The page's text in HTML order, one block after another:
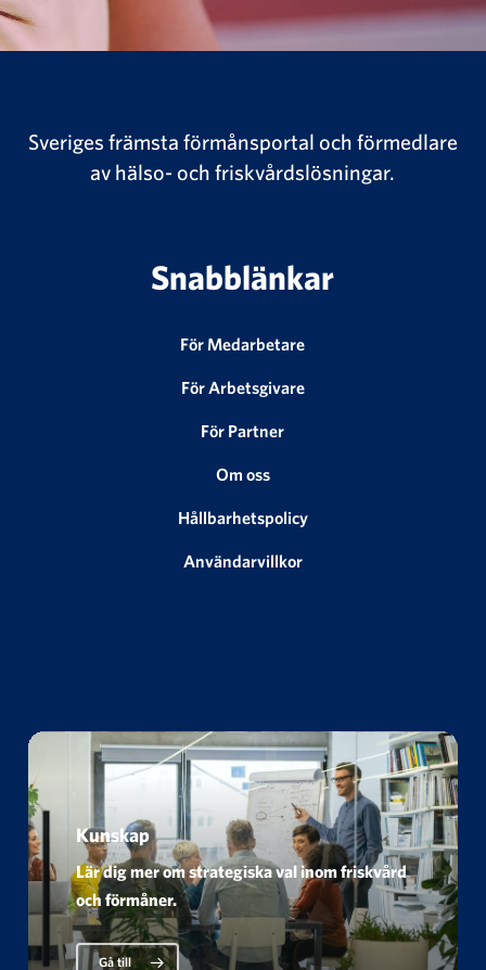
Sveriges främsta förmånsportal och förmedlare
av hälso- och friskvårdslösningar.
Snabblänkar
För Medarbetare
För Arbetsgivare
För Partner
Om oss
Hållbarhetspolicy
Användarvillkor
Kunskap
Lär dig mer om strategiska val inom friskvård
och förmåner.
Gå till